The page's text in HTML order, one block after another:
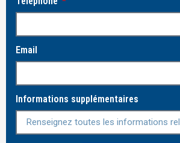
Email
Informations supplémentaires